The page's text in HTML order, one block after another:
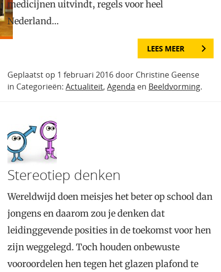
medicijnen uitvindt, regels voor heel
Nederland…
LEES MEER
Geplaatst op 1 februari 2016 door Christine Geense
in Categorieën: Actualiteit, Agenda en Beeldvorming.
Stereotiep denken
Wereldwijd doen meisjes het beter op school dan
jongens en daarom zou je denken dat
leidinggevende posities in de toekomst voor hen
zijn weggelegd. Toch houden onbewuste
vooroordelen hen tegen het glazen plafond te